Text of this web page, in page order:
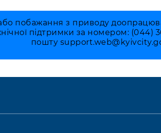
побажання з приводу
підтримки за номером: (044)
пошту